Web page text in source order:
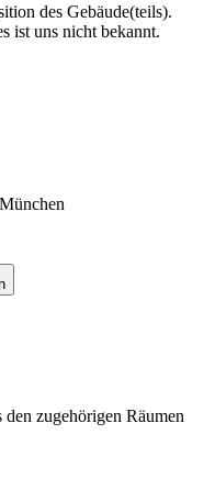
des Gebäude(teils).
ist uns nicht bekannt.
zugehörigen Räumen